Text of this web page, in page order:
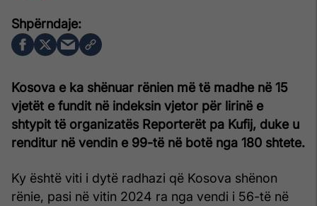
Kosova e ka shënuar rënien më të madhe në 15
vjetët e fundit në indeksin vjetor për lirinë e
shtypit të organizatës Reporterët pa Kufij, duke u
renditur në vendin e 99-të në botë nga 180 shtete.
Ky është viti i dytë radhazi që Kosova shënon
rënie, pasi në vitin 2024 ra nga vendi i 56-të në